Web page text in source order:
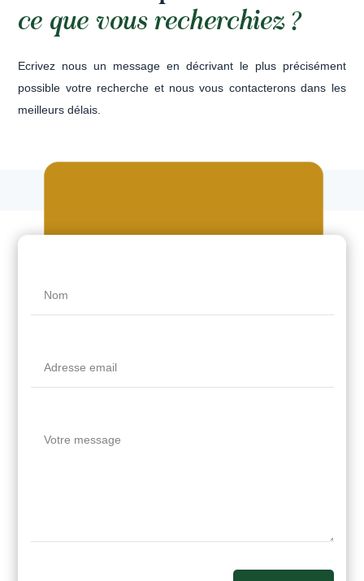
ce que vous recherchiez ?
Ecrivez nous un message en décrivant le plus précisément
possible votre recherche et nous vous contacterons dans les
meilleurs délais.